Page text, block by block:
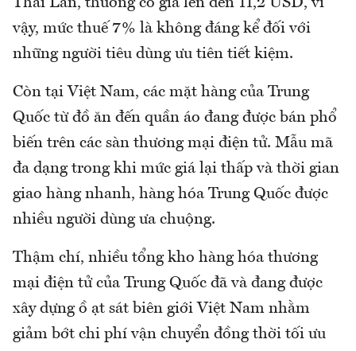
Thái Lan, thường có giá lên đến 11,2 USD, vì
vậy, mức thuế 7% là không đáng kể đối với
những người tiêu dùng ưu tiên tiết kiệm.
Còn tại Việt Nam, các mặt hàng của Trung
Quốc từ đồ ăn đến quần áo đang được bán phổ
biến trên các sàn thương mại điện tử. Mẫu mã
đa dạng trong khi mức giá lại thấp và thời gian
giao hàng nhanh, hàng hóa Trung Quốc được
nhiều người dùng ưa chuộng.
Thậm chí, nhiều tổng kho hàng hóa thương
mại điện tử của Trung Quốc đã và đang được
xây dựng ồ ạt sát biên giới Việt Nam nhằm
giảm bớt chi phí vận chuyển đồng thời tối ưu